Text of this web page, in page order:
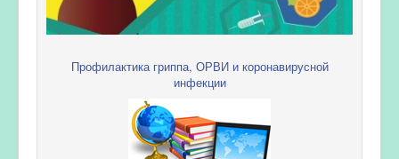
Профилактика гриппа, ОРВИ и коронавирусной
инфекции